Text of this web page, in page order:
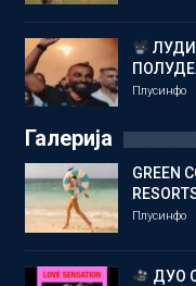
Плусинфо
Галерија
GREEN
Плусинфо
ДУО